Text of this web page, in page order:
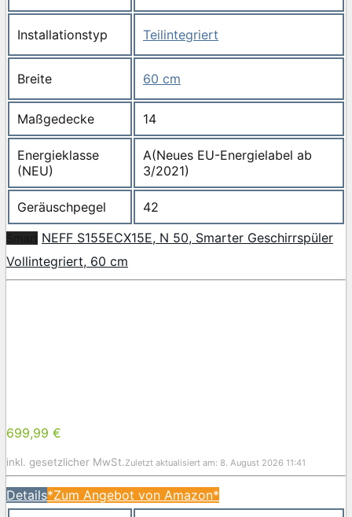
Installationstyp Teilintegriert
Breite 60 cm
Maßgedecke 14
Energieklasse
(NEU)
A(Neues EU-Energielabel ab
3/2021)
Geräuschpegel 42
NEFF S155ECX15E, N 50, Smarter Geschirrspüler
Vollintegriert, 60 cm
699,99 €
inkl. gesetzlicher MwSt.Zuletzt aktualisiert am: 8. August 2026 11:41
Details*Zum Angebot von Amazon*